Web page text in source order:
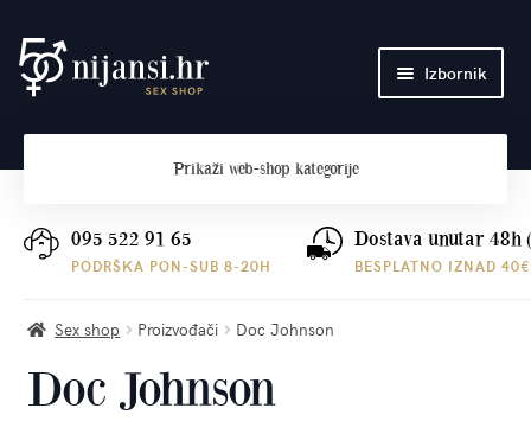
Preskoči
na
Skoči
do
Izbornik
Plaćanje i dostava
Prikaži web-shop kategorije
095 522 91 65
PODRŠKA PON-SUB 8-20H
Dostava unutar 48h
BESPLATNO IZNAD 40€
Sex shop Proizvođači Doc Johnson
Doc Johnson